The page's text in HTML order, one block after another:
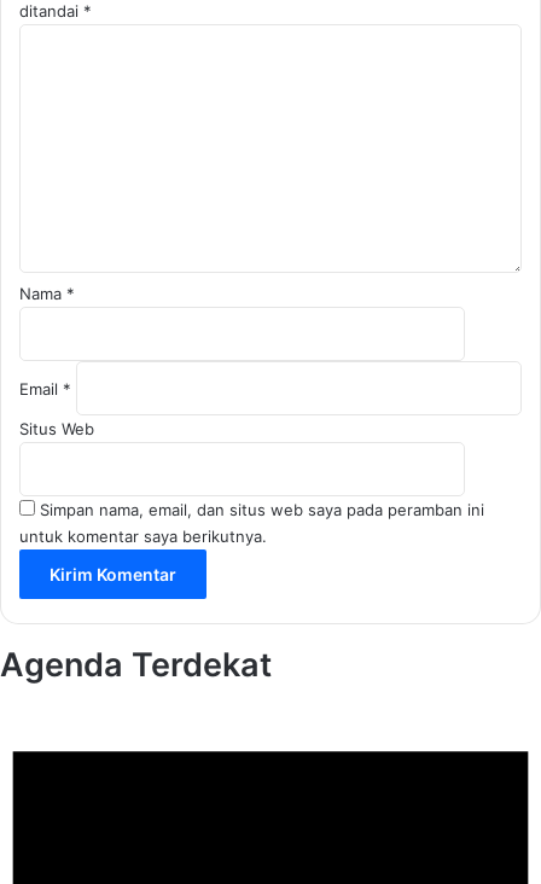
ditandai *
Nama *
Email *
Situs Web
Simpan nama, email, dan situs web saya pada peramban ini
untuk komentar saya berikutnya.
Agenda Terdekat